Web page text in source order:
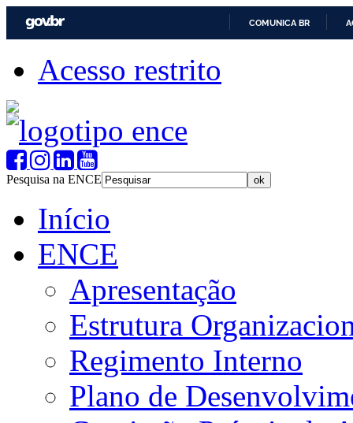
COMUNICA BR
Acesso restrito
Pesquisa na ENCE
Início
ENCE
Apresentação
Estrutura
Regimento Interno
Plano de